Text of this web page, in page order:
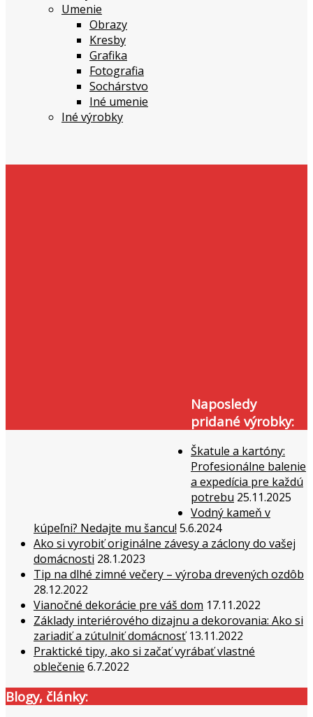
Umenie
Obrazy
Kresby
Grafika
Fotografia
Sochárstvo
Iné umenie
Iné výrobky
Naposledy
pridané výrobky:
Škatule a kartóny:
Profesionálne balenie
a expedícia pre každú
potrebu 25.11.2025
Vodný kameň v
kúpeľni? Nedajte mu šancu! 5.6.2024
Ako si vyrobiť originálne závesy a záclony do vašej
domácnosti 28.1.2023
Tip na dlhé zimné večery – výroba drevených ozdôb
28.12.2022
Vianočné dekorácie pre váš dom 17.11.2022
Základy interiérového dizajnu a dekorovania: Ako si
zariadiť a zútulniť domácnosť 13.11.2022
Praktické tipy, ako si začať vyrábať vlastné
oblečenie 6.7.2022
Blogy, články: